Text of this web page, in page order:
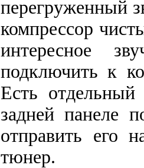
перегруженный
компрессор
интересное
подключить к
Есть
задней панеле
отправить его
тюнер.